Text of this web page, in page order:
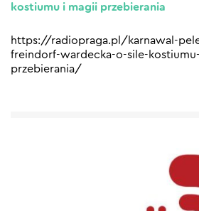
kostiumu i magii przebierania
https://radiopraga.pl/karnawal-
freindorf-wardecka-o-sile-
przebierania/